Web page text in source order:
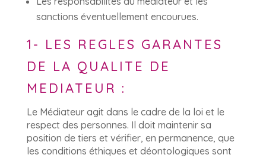
sanctions éventuellement encourues.
1- LES REGLES GARANTES
DE LA QUALITE DE
MEDIATEUR :
Le Médiateur agit dans le cadre de la loi et le
respect des personnes. Il doit maintenir sa
position de tiers et vérifier, en permanence, que
les conditions éthiques et déontologiques sont